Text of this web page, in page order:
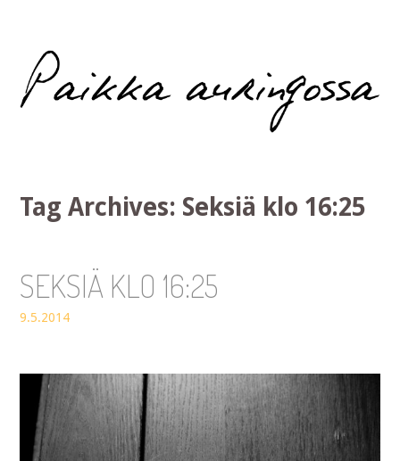
Paikka auringossa
Tag Archives: Seksiä klo 16:25
SEKSIÄ KLO 16:25
9.5.2014